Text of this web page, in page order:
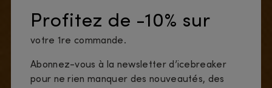
Profitez de -10% sur
votre 1re commande.
Abonnez-vous à la newsletter d’icebreaker
pour ne rien manquer des nouveautés, des